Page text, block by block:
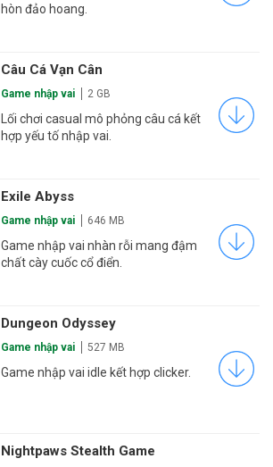
hòn đảo hoang.
Câu Cá Vạn Cân
Game nhập vai 2 GB
Lối chơi casual mô phỏng câu cá kết
hợp yếu tố nhập vai.
Exile Abyss
Game nhập vai 646 MB
Game nhập vai nhàn rỗi mang đậm
chất cày cuốc cổ điển.
Dungeon Odyssey
Game nhập vai 527 MB
Game nhập vai idle kết hợp clicker.
Nightpaws Stealth Game